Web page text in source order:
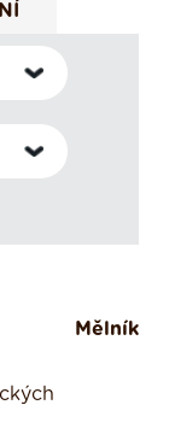
Mělník